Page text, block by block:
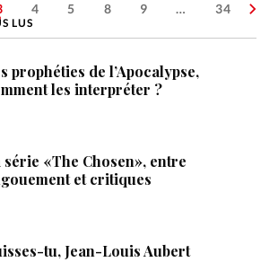
4 5 8 9 … 34
LUS
prophéties de l’Apocalypse,
les interpréter ?
série «The Chosen», entre
et critiques
tu, Jean-Louis Aubert